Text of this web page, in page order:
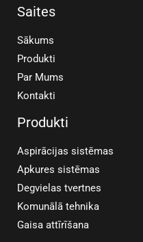
Saites
Sākums
Produkti
Par Mums
Kontakti
Produkti
Aspirācijas sistēmas
Apkures sistēmas
Degvielas tvertnes
Komunālā tehnika
Gaisa attīrīšana